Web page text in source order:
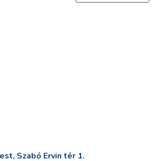
Szabó Ervin tér 1.